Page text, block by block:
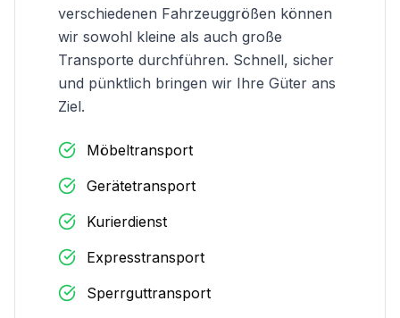
verschiedenen Fahrzeuggrößen können
wir sowohl kleine als auch große
Transporte durchführen. Schnell, sicher
und pünktlich bringen wir Ihre Güter ans
Ziel.
Möbeltransport
Gerätetransport
Kurierdienst
Expresstransport
Sperrguttransport